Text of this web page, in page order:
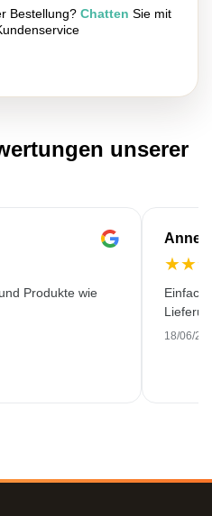
Bestellung? Chatten Sie mit
unserer
Produkte wie
Anne-
★★
18/06/